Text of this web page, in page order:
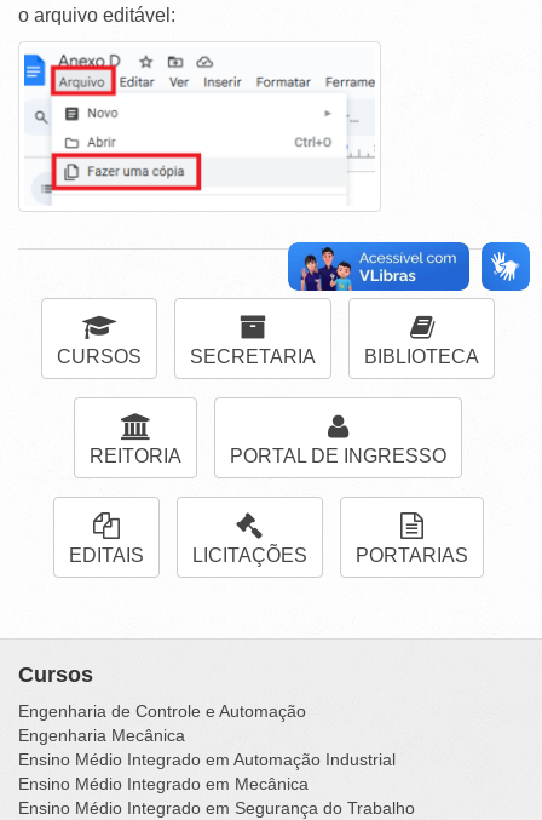
o arquivo editável:
CURSOS SECRETARIA BIBLIOTECA
REITORIA PORTAL DE INGRESSO
EDITAIS LICITAÇÕES PORTARIAS
Cursos
Engenharia de Controle e Automação
Engenharia Mecânica
Ensino Médio Integrado em Automação Industrial
Ensino Médio Integrado em Mecânica
Ensino Médio Integrado em Segurança do Trabalho